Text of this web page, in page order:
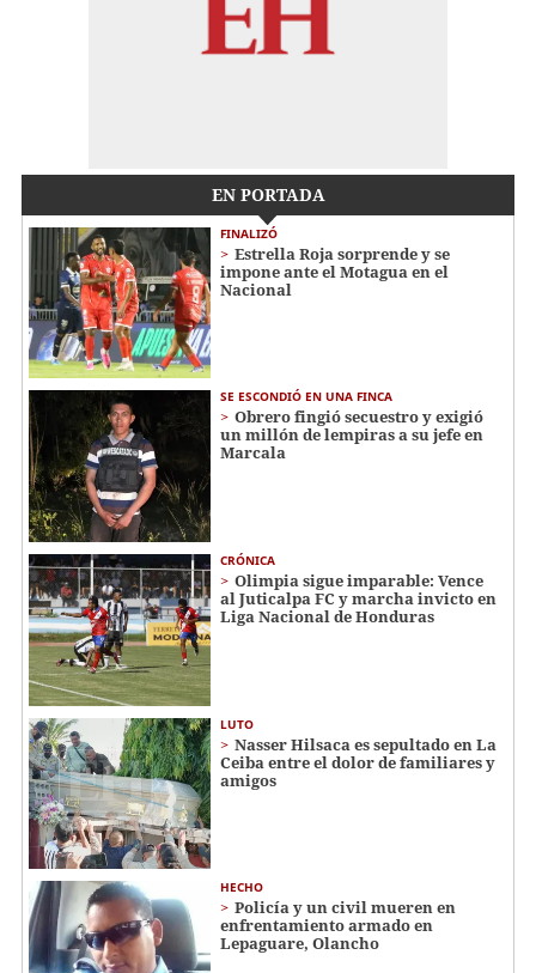
EN PORTADA
FINALIZÓ
Estrella Roja sorprende y se
impone ante el Motagua en el
Nacional
SE ESCONDIÓ EN UNA FINCA
Obrero fingió secuestro y exigió
un millón de lempiras a su jefe en
Marcala
CRÓNICA
Olimpia sigue imparable: Vence
al Juticalpa FC y marcha invicto en
Liga Nacional de Honduras
LUTO
Nasser Hilsaca es sepultado en La
Ceiba entre el dolor de familiares y
amigos
HECHO
Policía y un civil mueren en
enfrentamiento armado en
Lepaguare, Olancho